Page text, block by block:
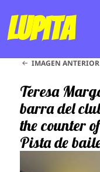
Lupita
IMAGEN ANTERIOR
Teresa
barra del
the counter
Pista de